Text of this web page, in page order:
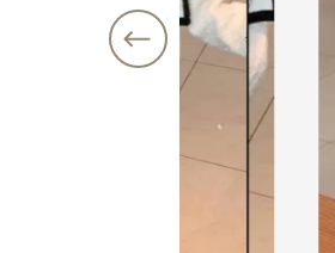
注文履歴
ご利用ガイド
当店について
価格帯